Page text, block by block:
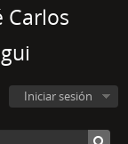
Carlos
Iniciar sesión